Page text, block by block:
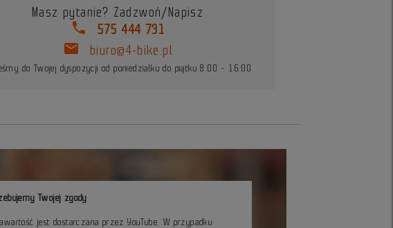
Masz pytanie? Zadzwoń/Napisz
phone 575 444 731
mail biuro@4-bike.pl
do Twojej dyspozycji od poniedziałku do piątku 8:00 - 16:00
Twojej zgody
jest dostarczana przez YouTube. W przypadku